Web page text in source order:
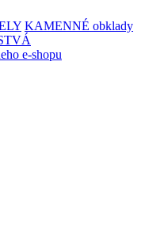
KAMENNÉ obklady
e-shopu